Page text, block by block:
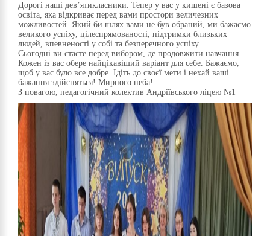
Дорогі наші дев’ятикласники. Тепер у вас у кишені є базова
освіта, яка відкриває перед вами простори величезних
можливостей. Який би шлях вами не був обраний, ми бажаємо
великого успіху, цілеспрямованості, підтримки близьких
людей, впевненості у собі та безперечного успіху.
Сьогодні ви стаєте перед вибором, де продовжити навчання.
Кожен із вас обере найцікавіший варіант для себе. Бажаємо,
щоб у вас було все добре. Ідіть до своєї мети і нехай ваші
бажання здійсняться! Мирного неба!
З повагою, педагогічний колектив Андріївського ліцею №1